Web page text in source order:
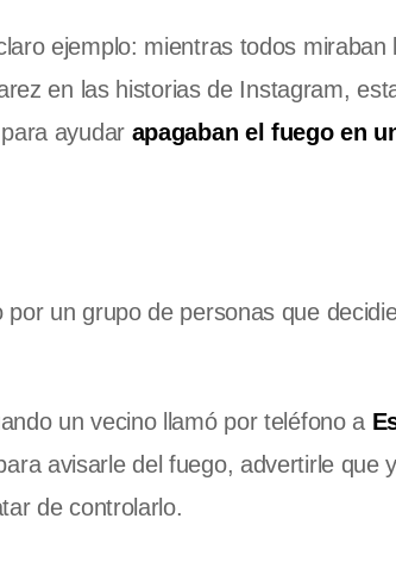
ejemplo: mientras todos miraban
en las historias de Instagram,
ayudar apagaban el fuego en
un grupo de personas que
un vecino llamó por teléfono a
avisarle del fuego, advertirle que
de controlarlo.